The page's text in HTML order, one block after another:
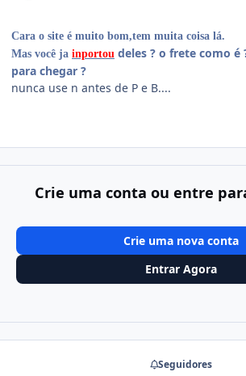
Cara o site é muito bom,tem muita coisa lá.
Mas você ja inportou deles ? o frete como
para chegar ?
nunca use n antes de P e B....
Crie uma conta ou entre
Crie uma nova conta
Entrar Agora
Seguidores